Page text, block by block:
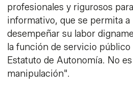
profesionales y rigurosos
informativo, que se permita a
desempeñar su labor
la función de servicio público
Estatuto de Autonomía. No
manipulación".